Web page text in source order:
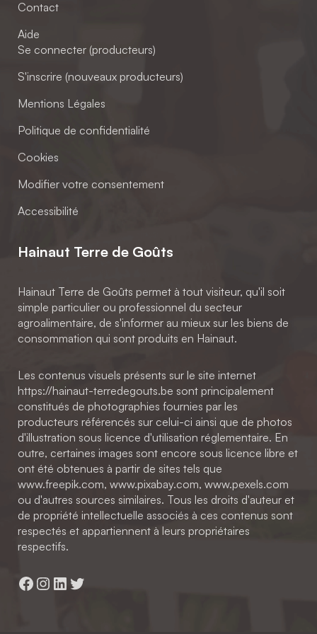
Contact
Aide
Se connecter (producteurs)
S'inscrire (nouveaux producteurs)
Mentions Légales
Politique de confidentialité
Cookies
Modifier votre consentement
Accessibilité
Hainaut Terre de Goûts
Hainaut Terre de Goûts permet à tout visiteur, qu'il soit
simple particulier ou professionnel du secteur
agroalimentaire, de s'informer au mieux sur les biens de
consommation qui sont produits en Hainaut.
Les contenus visuels présents sur le site internet
https://hainaut-terredegouts.be sont principalement
constitués de photographies fournies par les
producteurs référencés sur celui-ci ainsi que de photos
d'illustration sous licence d'utilisation réglementaire. En
outre, certaines images sont encore sous licence libre et
ont été obtenues à partir de sites tels que
www.freepik.com, www.pixabay.com, www.pexels.com
ou d'autres sources similaires. Tous les droits d'auteur et
de propriété intellectuelle associés à ces contenus sont
respectés et appartiennent à leurs propriétaires
respectifs.
Facebook
Instagram
LinkedIn
Twitter